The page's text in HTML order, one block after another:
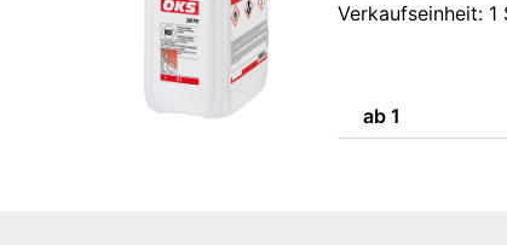
Verkaufseinheit: 1
ab 1